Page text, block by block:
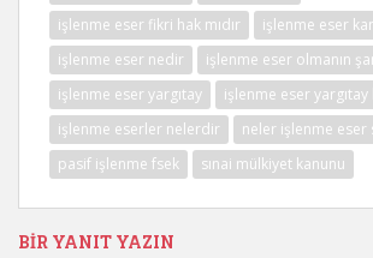
işlenme eser fikri hak mıdır
işlenme eser
işlenme eser nedir
işlenme eser olmanın
işlenme eser yargıtay
işlenme eser yargıtay
işlenme eserler nelerdir
neler işlenme eser
pasif işlenme fsek
sınai mülkiyet kanunu
BIR YANIT YAZIN